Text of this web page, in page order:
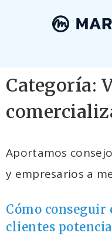
Categoría:
Aportamos
y empresarios a
Cómo conseguir
clientes